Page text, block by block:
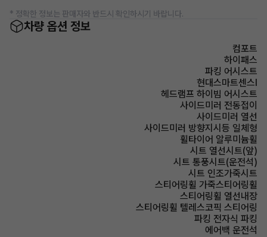
* 정확한 정보는 판매자와 반드시 확인하시기 바랍니다.
차량 옵션 정보
컴포트
하이패스
파킹 어시스트
현대스마트센스Ⅰ
헤드램프 하이빔 어시스트
사이드미러 전동접이
사이드미러 열선
사이드미러 방향지시등 일체형
휠타이어 알루미늄휠
시트 열선시트(앞)
시트 통풍시트(운전석)
시트 인조가죽시트
스티어링휠 가죽스티어링휠
스티어링휠 열선내장
스티어링휠 텔레스코픽 스티어링
파킹 전자식 파킹
에어백 운전석